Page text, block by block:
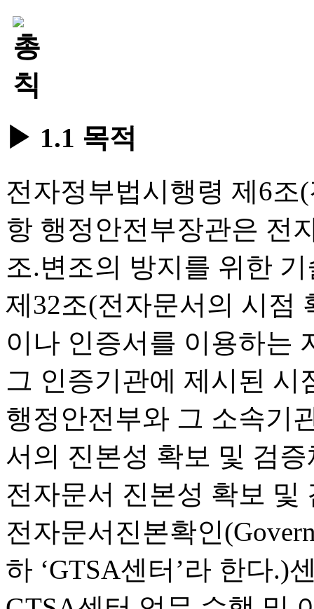
▶ 1.1 목적
전자정부법시행령 제6조
항 행정안전부장관은 전
조.변조의 방지를 위한
제32조(전자문서의 시점
이나 인증서를 이용하는
그 인증기관에 제시된 시
행정안전부와 그 소속기
서의 진본성 확보 및 검
전자문서 진본성 확보 및
전자문서진본확인
하 ‘GTSA센터’라 한다.)